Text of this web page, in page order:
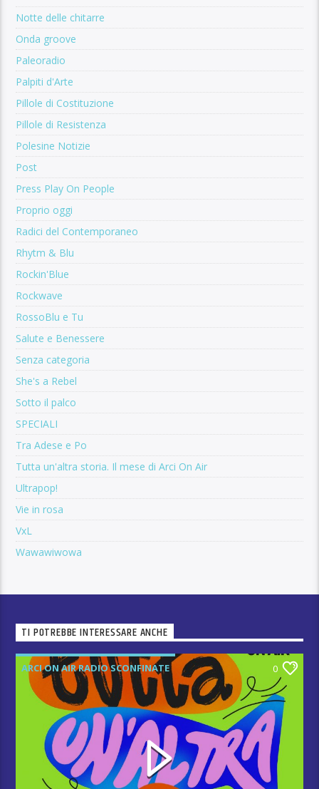
Notte delle chitarre
Onda groove
Paleoradio
Palpiti d'Arte
Pillole di Costituzione
Pillole di Resistenza
Polesine Notizie
Post
Press Play On People
Proprio oggi
Radici del Contemporaneo
Rhytm & Blu
Rockin'Blue
Rockwave
RossoBlu e Tu
Salute e Benessere
Senza categoria
She's a Rebel
Sotto il palco
SPECIALI
Tra Adese e Po
Tutta un'altra storia. Il mese di Arci On Air
Ultrapop!
Vie in rosa
VxL
Wawawiwowa
TI POTREBBE INTERESSARE ANCHE
ARCI ON AIR RADIO SCONFINATE 0